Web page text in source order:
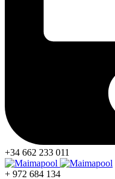
+34 662 233 011
+ 972 684 134